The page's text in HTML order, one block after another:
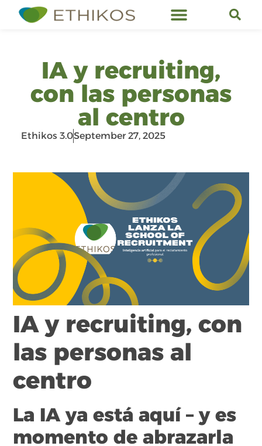
IA y recruiting,
con las personas
al centro
Ethikos 3.0September 27, 2025
IA y recruiting, con
las personas al
centro
La IA ya está aquí – y es
momento de abrazarla